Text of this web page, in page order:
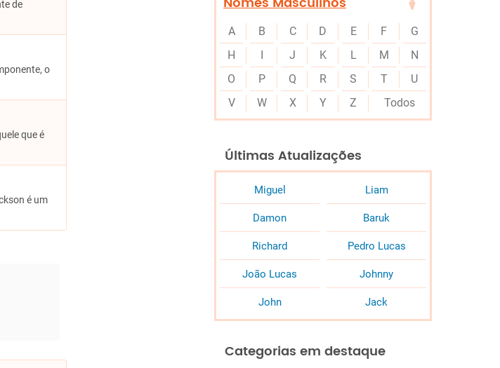
de
o
que é
é um
A B C D E F
G
H
I J K L M
N
O
P Q R S T
U
V
W X Y Z Todos
Últimas Atualizações
Miguel Liam
Damon Baruk
Richard Pedro Lucas
João Lucas Johnny
John Jack
Categorias em destaque